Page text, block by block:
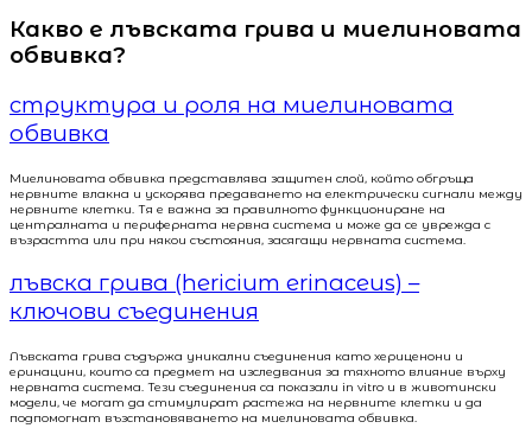
Какво е лъвската грива и миелиновата
обвивка?
структура и роля на миелиновата
обвивка
Миелиновата обвивка представлява защитен слой, който обгръща
нервните влакна и ускорява предаването на електрически сигнали между
нервните клетки. Тя е важна за правилното функциониране на
централната и периферната нервна система и може да се уврежда с
възрастта или при някои състояния, засягащи нервната система.
лъвска грива (hericium erinaceus) –
ключови съединения
Лъвската грива съдържа уникални съединения като хериценони и
еринацини, които са предмет на изследвания за тяхното влияние върху
нервната система. Тези съединения са показали in vitro и в животински
модели, че могат да стимулират растежа на нервните клетки и да
подпомогнат възстановяването на миелиновата обвивка.